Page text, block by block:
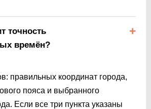
точность
времён?
правильных координат города,
пояса и выбранного
Если все три пункта указаны